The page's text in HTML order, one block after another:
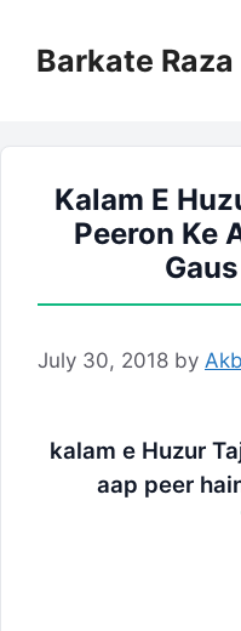
contentBarkate Raza
Kalam E
Peeron Ke
July 30, 2018 by
kalam e Huzur
aap peer